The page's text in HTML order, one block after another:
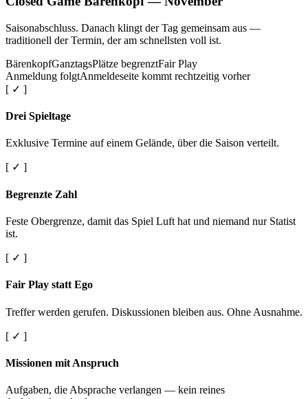
Saisonabschluss. Danach klingt der Tag gemeinsam aus —
traditionell der Termin, der am schnellsten voll ist.
BärenkopfGanztagsPlätze begrenztFair Play
Anmeldung folgtAnmeldeseite kommt rechtzeitig vorher
[ ✓ ]
Drei Spieltage
Exklusive Termine auf einem Gelände, über die Saison verteilt.
[ ✓ ]
Begrenzte Zahl
Feste Obergrenze, damit das Spiel Luft hat und niemand nur Statist
ist.
[ ✓ ]
Fair Play statt Ego
Treffer werden gerufen. Diskussionen bleiben aus. Ohne Ausnahme.
[ ✓ ]
Missionen mit Anspruch
Aufgaben, die Absprache verlangen — kein reines